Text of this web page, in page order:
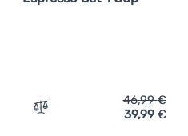
Zum Vergleich
46,99€
39,99 €